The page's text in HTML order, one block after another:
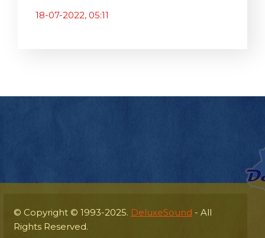
18-07-2022, 05:11
© Copyright © 1993-2025. DeluxeSound - All
Rights Reserved.